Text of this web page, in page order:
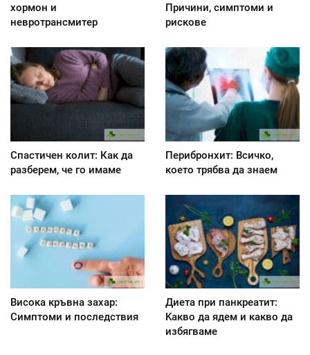
хормон и
невротрансмитер
Причини, симптоми и
рискове
Спастичен колит: Как да
разберем, че го имаме
Перибронхит: Всичко,
което трябва да знаем
Висока кръвна захар:
Симптоми и последствия
Диета при панкреатит:
Kакво да ядем и какво да
избягваме